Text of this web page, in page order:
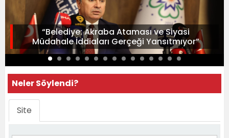
“Belediye: Akraba Ataması ve Siyasi
Müdahale İddiaları Gerçeği Yansıtmıyor”
Neler Söylendi?
Site